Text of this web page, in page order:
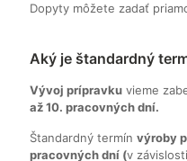
Dopyty môžete zadať
Aký je štandardný
Vývoj prípravku vieme
až 10. pracovných dní.
Štandardný termín výroby
pracovných dní (v